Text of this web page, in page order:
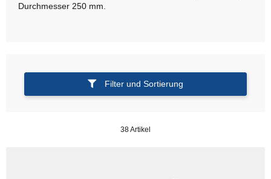
Durchmesser 250 mm.
Filter und Sortierung
38 Artikel